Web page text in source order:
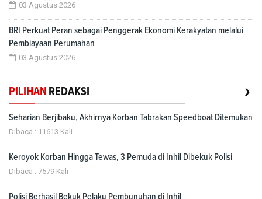
03 Agustus 2026
BRI Perkuat Peran sebagai Penggerak Ekonomi Kerakyatan melalui
Pembiayaan Perumahan
03 Agustus 2026
PILIHAN REDAKSI ›
Seharian Berjibaku, Akhirnya Korban Tabrakan Speedboat Ditemukan
Dibaca : 11613 Kali
Keroyok Korban Hingga Tewas, 3 Pemuda di Inhil Dibekuk Polisi
Dibaca : 7579 Kali
Polisi Berhasil Bekuk Pelaku Pembunuhan di Inhil